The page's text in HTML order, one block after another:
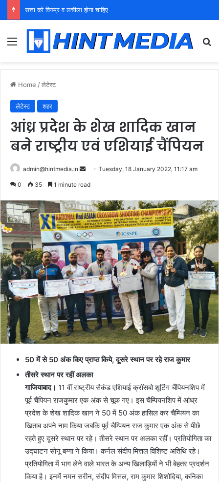
सत्ता को विनम्र व लचीला होना चाहिए
Menu
Home /लेटेस्ट
लेटेस्ट शहर
आंध्र प्रदेश के शेख शादिक खान
बने राष्ट्रीय एवं एशियाई चैंपियन
admin@hintmedia.in
SendTuesday, 18 January 2022, 11:17 am
0 35 1 minute read
50 में से 50 अंक किए प्राप्त किये, दूसरे स्थान पर रहे राज कुमार
तीसरे स्थान पर रहीं अलका
गाजियाबाद। 11 वीं राष्ट्रीय सैकंड एशियाई क्रॉसबो शूटिंग चैंपियनशिप में
पूर्व चैंपियन राजकुमार एक अंक से चूक गए। इस चैम्पियनशिप में आंध्र
प्रदेश के शेख शादिक खान ने 50 में 50 अंक हासिल कर चैम्पियन का
खिताब अपने नाम किया जबकि पूर्व चैम्पियन राज कुमार एक अंक से पीछे
रहते हुए दूसरे स्थान पर रहे। तीसरे स्थान पर अलका रहीं। प्रतियोगिता का
उद्घाटन सोनू बग्गा ने किया। कर्नल संदीप मित्तल विशिष्ट अतिथि रहे।
प्रतियोगिता में भाग लेने वाले भारत के अन्य खिलाड़ियों ने भी बेहतर प्रदर्शन
किया है। इनमें नमन सरीन, संदीप मित्तल, राम कुमार शिशोदिया, कनिका